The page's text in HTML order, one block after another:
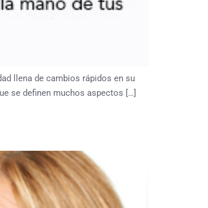
llena de cambios rápidos en su
se definen muchos aspectos […]